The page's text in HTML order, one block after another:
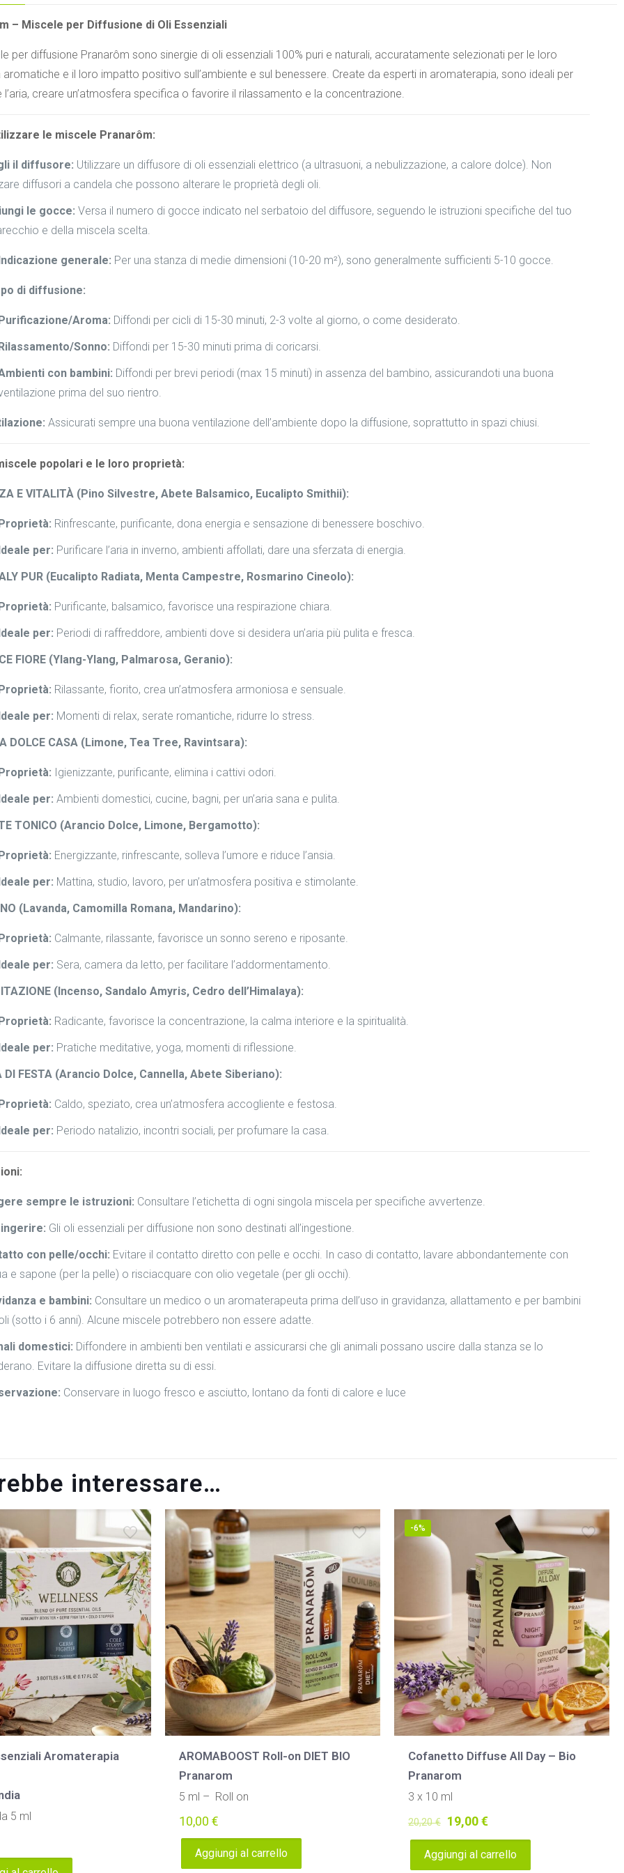
– Miscele per Diffusione di Oli Essenziali
per diffusione Pranarôm sono sinergie di oli essenziali 100% puri e naturali, accuratamente selezionati per le loro
aromatiche e il loro impatto positivo sull’ambiente e sul benessere. Create da esperti in aromaterapia, sono ideali per
l’aria, creare un’atmosfera specifica o favorire il rilassamento e la concentrazione.
le miscele Pranarôm:
il diffusore: Utilizzare un diffusore di oli essenziali elettrico (a ultrasuoni, a nebulizzazione, a calore dolce). Non
diffusori a candela che possono alterare le proprietà degli oli.
le gocce: Versa il numero di gocce indicato nel serbatoio del diffusore, seguendo le istruzioni specifiche del tuo
e della miscela scelta.
generale: Per una stanza di medie dimensioni (10-20 m²), sono generalmente sufficienti 5-10 gocce.
di diffusione:
Aroma: Diffondi per cicli di 15-30 minuti, 2-3 volte al giorno, o come desiderato.
Sonno: Diffondi per 15-30 minuti prima di coricarsi.
con bambini: Diffondi per brevi periodi (max 15 minuti) in assenza del bambino, assicurandoti una buona
prima del suo rientro.
Assicurati sempre una buona ventilazione dell’ambiente dopo la diffusione, soprattutto in spazi chiusi.
popolari e le loro proprietà:
E VITALITÀ (Pino Silvestre, Abete Balsamico, Eucalipto Smithii):
Rinfrescante, purificante, dona energia e sensazione di benessere boschivo.
per: Purificare l’aria in inverno, ambienti affollati, dare una sferzata di energia.
PUR (Eucalipto Radiata, Menta Campestre, Rosmarino Cineolo):
Purificante, balsamico, favorisce una respirazione chiara.
per: Periodi di raffreddore, ambienti dove si desidera un’aria più pulita e fresca.
FIORE (Ylang-Ylang, Palmarosa, Geranio):
Rilassante, fiorito, crea un’atmosfera armoniosa e sensuale.
per: Momenti di relax, serate romantiche, ridurre lo stress.
DOLCE CASA (Limone, Tea Tree, Ravintsara):
Igienizzante, purificante, elimina i cattivi odori.
per: Ambienti domestici, cucine, bagni, per un’aria sana e pulita.
TONICO (Arancio Dolce, Limone, Bergamotto):
Energizzante, rinfrescante, solleva l’umore e riduce l’ansia.
per: Mattina, studio, lavoro, per un’atmosfera positiva e stimolante.
(Lavanda, Camomilla Romana, Mandarino):
Calmante, rilassante, favorisce un sonno sereno e riposante.
per: Sera, camera da letto, per facilitare l’addormentamento.
(Incenso, Sandalo Amyris, Cedro dell’Himalaya):
Radicante, favorisce la concentrazione, la calma interiore e la spiritualità.
per: Pratiche meditative, yoga, momenti di riflessione.
DI FESTA (Arancio Dolce, Cannella, Abete Siberiano):
Caldo, speziato, crea un’atmosfera accogliente e festosa.
per: Periodo natalizio, incontri sociali, per profumare la casa.
sempre le istruzioni: Consultare l’etichetta di ogni singola miscela per specifiche avvertenze.
ingerire: Gli oli essenziali per diffusione non sono destinati all’ingestione.
con pelle/occhi: Evitare il contatto diretto con pelle e occhi. In caso di contatto, lavare abbondantemente con
e sapone (per la pelle) o risciacquare con olio vegetale (per gli occhi).
e bambini: Consultare un medico o un aromaterapeuta prima dell’uso in gravidanza, allattamento e per bambini
(sotto i 6 anni). Alcune miscele potrebbero non essere adatte.
domestici: Diffondere in ambienti ben ventilati e assicurarsi che gli animali possano uscire dalla stanza se lo
Evitare la diffusione diretta su di essi.
Conservare in luogo fresco e asciutto, lontano da fonti di calore e luce
interessare…
Aromaterapia
5 ml
AROMABOOST Roll-on DIET BIO
Pranarom
5 ml – Roll on
10,00 €
Aggiungi al carrello
-6%
Cofanetto Diffuse All Day – Bio
Pranarom
3 x 10 ml
20,20€ Il
prezzo
originale
19,00€Il
prezzo
attuale
Aggiungi al carrello